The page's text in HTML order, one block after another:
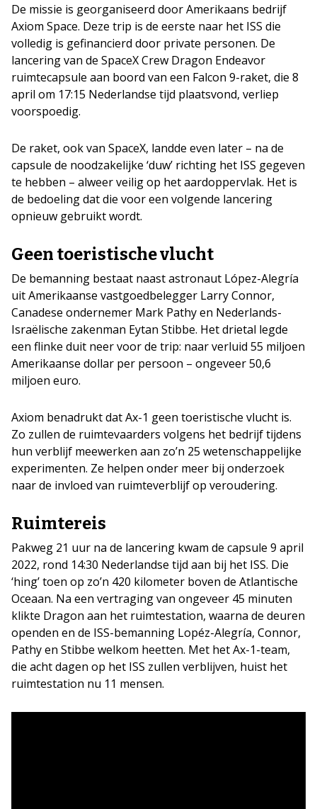
De missie is georganiseerd door Amerikaans bedrijf
Axiom Space. Deze trip is de eerste naar het ISS die
volledig is gefinancierd door private personen. De
lancering van de SpaceX Crew Dragon Endeavor
ruimtecapsule aan boord van een Falcon 9-raket, die 8
april om 17:15 Nederlandse tijd plaatsvond, verliep
voorspoedig.
De raket, ook van SpaceX, landde even later – na de
capsule de noodzakelijke ‘duw’ richting het ISS gegeven
te hebben – alweer veilig op het aardoppervlak. Het is
de bedoeling dat die voor een volgende lancering
opnieuw gebruikt wordt.
Geen toeristische vlucht
De bemanning bestaat naast astronaut López-Alegría
uit Amerikaanse vastgoedbelegger Larry Connor,
Canadese ondernemer Mark Pathy en Nederlands-
Israëlische zakenman Eytan Stibbe. Het drietal legde
een flinke duit neer voor de trip: naar verluid 55 miljoen
Amerikaanse dollar per persoon – ongeveer 50,6
miljoen euro.
Axiom benadrukt dat Ax-1 geen toeristische vlucht is.
Zo zullen de ruimtevaarders volgens het bedrijf tijdens
hun verblijf meewerken aan zo’n 25 wetenschappelijke
experimenten. Ze helpen onder meer bij onderzoek
naar de invloed van ruimteverblijf op veroudering.
Ruimtereis
Pakweg 21 uur na de lancering kwam de capsule 9 april
2022, rond 14:30 Nederlandse tijd aan bij het ISS. Die
‘hing’ toen op zo’n 420 kilometer boven de Atlantische
Oceaan. Na een vertraging van ongeveer 45 minuten
klikte Dragon aan het ruimtestation, waarna de deuren
openden en de ISS-bemanning Lopéz-Alegría, Connor,
Pathy en Stibbe welkom heetten. Met het Ax-1-team,
die acht dagen op het ISS zullen verblijven, huist het
ruimtestation nu 11 mensen.